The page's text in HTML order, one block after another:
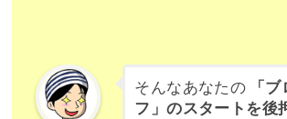
そんなあなたの
「
フ」のスタートを後